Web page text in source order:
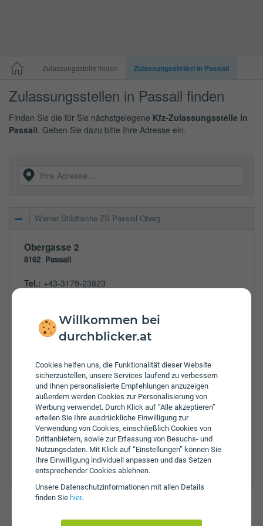
Willkommen bei
durchblicker.at
Cookies helfen uns, die Funktionalität dieser Website
sicherzustellen, unsere Services laufend zu verbessern
und Ihnen personalisierte Empfehlungen anzuzeigen
außerdem werden Cookies zur Personalisierung von
Werbung verwendet. Durch Klick auf “Alle akzeptieren”
erteilen Sie Ihre ausdrückliche Einwilligung zur
Verwendung von Cookies, einschließlich Cookies von
Drittanbietern, sowie zur Erfassung von Besuchs- und
Nutzungsdaten. Mit Klick auf “Einstellungen” können Sie
Ihre Einwilligung individuell anpassen und das Setzen
entsprechender Cookies ablehnen.
Unsere Daten­schutz­informationen mit allen Details
finden Sie hier.
Zulassungsstelle finden Zulassungsstellen in Passail
Zulassungsstellen in Passail finden
Finden Sie die für Sie nächstgelegene Kfz-Zulassungsstelle in
Passail. Geben Sie dazu bitte Ihre Adresse ein.
Wiener Städtische ZS Passail Oberg.
Obergasse 2
8162 Passail
Tel.: +43-3179-23823
Öffnungszeiten:
8:00 - 12:30 - 16:30 Uhr
8:00 - 12:30 - 16:30 Uhr
8:00 - 12:30 - 16:30 Uhr
8:00 - 14:00 Uhr
Zulassungsbezirke:
Bruck-Mürzzuschlag
Graz
Graz Umgebung
Hartberg-Fürstenfeld
Weiz